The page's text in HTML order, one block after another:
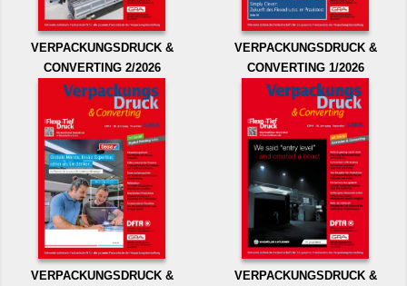
VERPACKUNGSDRUCK &
CONVERTING 2/2026
VERPACKUNGSDRUCK &
CONVERTING 1/2026
VERPACKUNGSDRUCK &
VERPACKUNGSDRUCK &